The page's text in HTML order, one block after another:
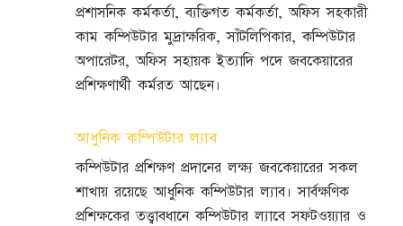
প্রশাসনিক কর্মকর্তা, ব্যক্তিগত কর্মকর্তা, অফিস সহকারী
কাম কম্পিউটার মুদ্রাক্ষরিক, সাঁটলিপিকার, কম্পিউটার
অপারেটর, অফিস সহায়ক ইত্যাদি পদে জবকেয়ারের
প্রশিক্ষণার্থী কর্মরত আছেন।
আধুনিক কম্পিউটার ল্যাব
কম্পিউটার প্রশিক্ষণ প্রদানের লক্ষ্য জবকেয়ারের সকল
শাখায় রয়েছে আধুনিক কম্পিউটার ল্যাব। সার্বক্ষণিক
প্রশিক্ষকের তত্ত্বাবধানে কম্পিউটার ল্যাবে সফটওয়্যার ও